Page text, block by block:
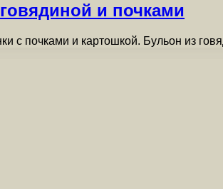
и почками
с почками и картошкой. Бульон из